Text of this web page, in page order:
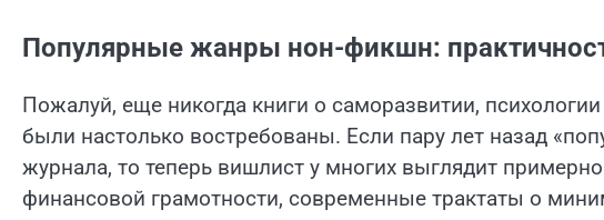
Популярные жанры нон-фикшн:
Пожалуй, еще никогда книги о саморазвитии,
были настолько востребованы. Если пару лет назад
журнала, то теперь вишлист у многих выглядит
финансовой грамотности, современные трактаты о